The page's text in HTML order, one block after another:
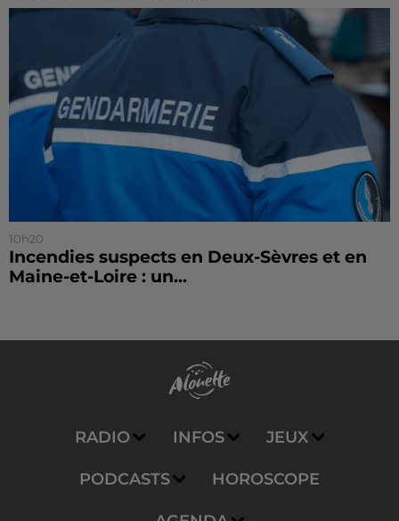
10h20
Incendies suspects en Deux-Sèvres et en
Maine-et-Loire : un...
RADIO INFOS JEUX
PODCASTS HOROSCOPE